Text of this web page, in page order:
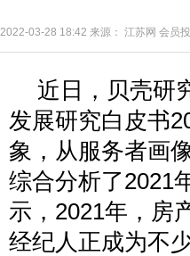
2022-03-28 18:42 来源： 江苏网 会员
近日，贝壳研
发展研究白皮书
象，从服务者画
综合分析了2021
示，2021年，房
经纪人正成为不